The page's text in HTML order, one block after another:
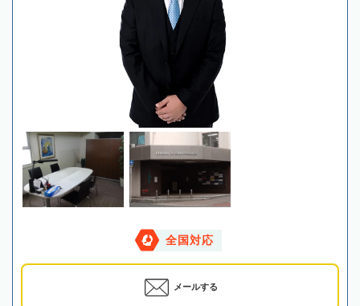
全国対応
メールする